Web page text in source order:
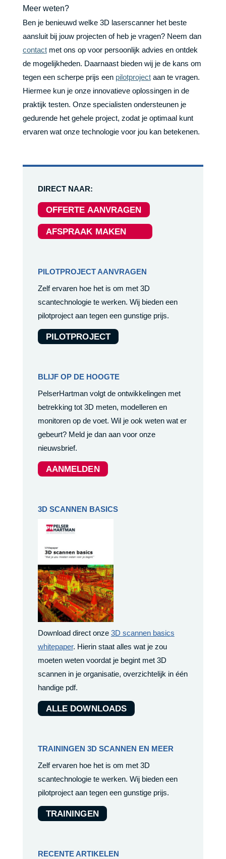
Meer weten?
Ben je benieuwd welke 3D laserscanner het beste
aansluit bij jouw projecten of heb je vragen? Neem dan
contactmet ons op voor persoonlijk advies en ontdek
de mogelijkheden. Daarnaast bieden wij je de kans om
tegen een scherpe prijs een pilotprojectaan te vragen.
Hiermee kun je onze innovatieve oplossingen in de
praktijk testen. Onze specialisten ondersteunen je
gedurende het gehele project, zodat je optimaal kunt
ervaren wat onze technologie voor jou kan betekenen.​
DIRECT NAAR:
OFFERTE AANVRAGEN
AFSPRAAK MAKEN
PILOTPROJECT AANVRAGEN
Zelf ervaren hoe het is om met 3D
scantechnologie te werken. Wij bieden een
pilotproject aan tegen een gunstige prijs.
PILOTPROJECT
BLIJF OP DE HOOGTE
PelserHartman volgt de ontwikkelingen met
betrekking tot 3D meten, modelleren en
monitoren op de voet. Wil je ook weten wat er
gebeurt? Meld je dan aan voor onze
nieuwsbrief.
AANMELDEN
3D SCANNEN BASICS
Download direct onze 3D scannen basics
whitepaper. Hierin staat alles wat je zou
moeten weten voordat je begint met 3D
scannen in je organisatie, overzichtelijk in één
handige pdf.
ALLE DOWNLOADS
TRAININGEN 3D SCANNEN EN MEER
Zelf ervaren hoe het is om met 3D
scantechnologie te werken. Wij bieden een
pilotproject aan tegen een gunstige prijs.
TRAININGEN
RECENTE ARTIKELEN